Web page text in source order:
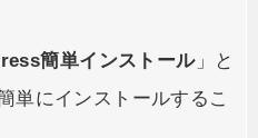
簡単インストール」と
単にインストールするこ